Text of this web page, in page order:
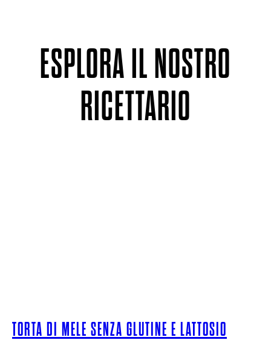
ESPLORA IL NOSTRO
RICETTARIO
TORTA DI MELE SENZA GLUTINE E LATTOSIO